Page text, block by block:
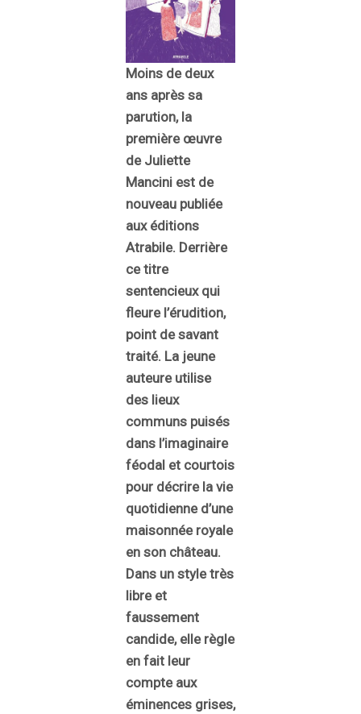
Moins de deux
ans après sa
parution, la
première œuvre
de Juliette
Mancini est de
nouveau publiée
aux éditions
Atrabile. Derrière
ce titre
sentencieux qui
fleure l’érudition,
point de savant
traité. La jeune
auteure utilise
des lieux
communs puisés
dans l’imaginaire
féodal et courtois
pour décrire la vie
quotidienne d’une
maisonnée royale
en son château.
Dans un style très
libre et
faussement
candide, elle règle
en fait leur
compte aux
éminences grises,